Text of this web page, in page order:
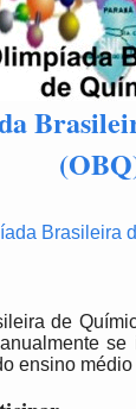
Brasileira
de
ensino